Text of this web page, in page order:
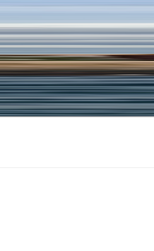
Hoppa
till
innehåll